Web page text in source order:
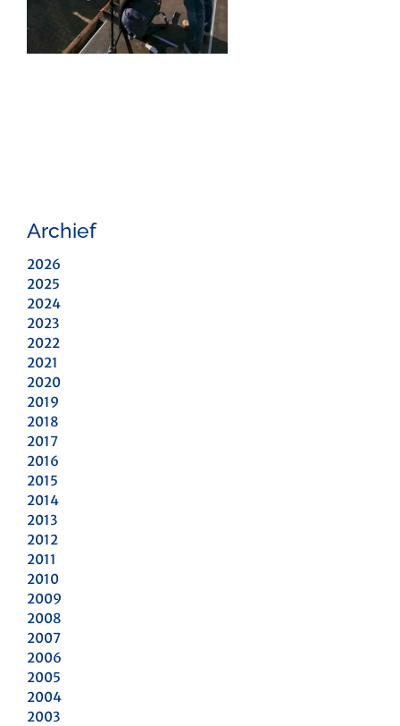
Archief
2026
2025
2024
2023
2022
2021
2020
2019
2018
2017
2016
2015
2014
2013
2012
2011
2010
2009
2008
2007
2006
2005
2004
2003